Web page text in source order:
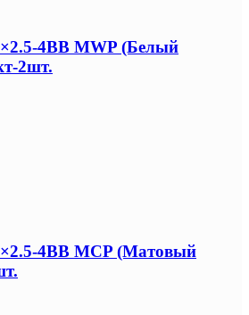
4BB MWP (Белый
2шт.
4BB MCP (Матовый